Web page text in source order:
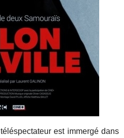
est immergé dans